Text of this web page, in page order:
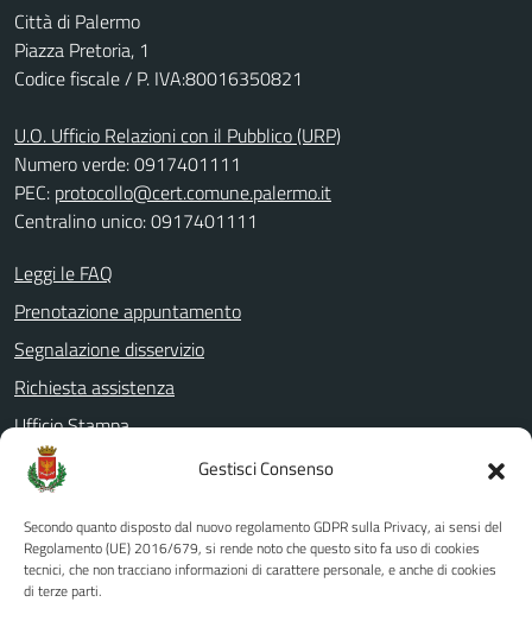
Gestisci Consenso
Secondo quanto disposto dal nuovo regolamento GDPR sulla Privacy, ai sensi del
Regolamento (UE) 2016/679, si rende noto che questo sito fa uso di cookies
tecnici, che non tracciano informazioni di carattere personale, e anche di cookies
di terze parti.
Città di Palermo
Piazza Pretoria, 1
Codice fiscale / P. IVA:80016350821
U.O. Ufficio Relazioni con il Pubblico (URP)
Numero verde: 0917401111
PEC: protocollo@cert.comune.palermo.it
Centralino unico: 0917401111
Leggi le FAQ
Prenotazione appuntamento
Segnalazione disservizio
Richiesta assistenza
Ufficio Stampa
Amministrazione Trasparente
Albo pretorio
Informativa privacy
Note legali